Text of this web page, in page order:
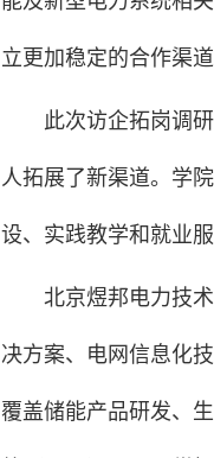
立更加稳定的合作渠道
此次访企拓岗调
人拓展了新渠道。学
设、实践教学和就业
北京煜邦电力技
决方案、电网信息化
覆盖储能产品研发、